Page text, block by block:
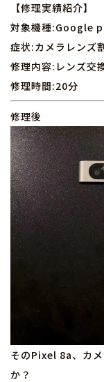
【修理実績紹介】
対象機種:Google
症状:カメラレンズ
修理内容:レンズ交
修理時間:20分
修理後
そのPixel 8a、カ
か？